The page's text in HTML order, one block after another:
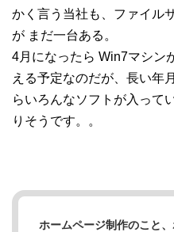
かく言う当社も、ファイル
が まだ一台ある。
4月になったら Win7マシン
える予定なのだが、長い年
らいろんなソフトが入って
りそうです。。
ホームページ制作のこと